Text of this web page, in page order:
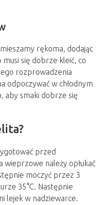
rękoma, dodając
się dobrze kleić, co
rozprowadzenia
odpoczywać w chłodnym
aby smaki dobrze się
przed
wieprzowe należy opłukać
moczyć przez 3
35°C. Następnie
lejek w nadziewarce.